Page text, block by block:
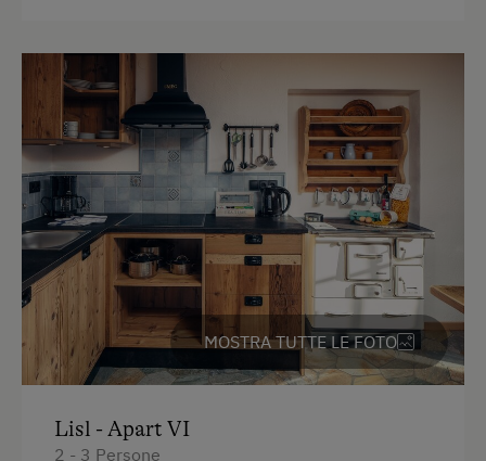
Occorrente per pulizie domestiche
Cassaforte
Telefono
Bollitore elettrico
Cuscino anallergico
Angolo cottura
Cucina
WiFi
MOSTRA TUTTE LE FOTO
Lisl - Apart VI
2 - 3 Persone